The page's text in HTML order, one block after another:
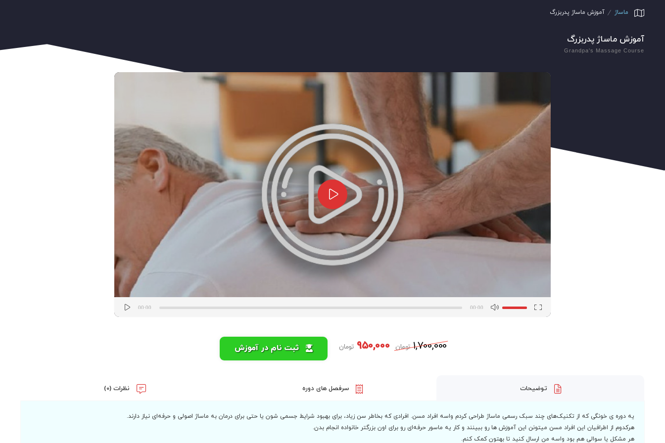
ماساژ آموزش ماساژ پدربزرگ
آموزش ماساژ پدربزرگ
Grandpa's Massage Course
نمایشگر
00:00 00:00
افزایش
1,700,000 تومان 950,000 تومان ثبت نام در آموزش
توضیحات سرفصل های دوره نظرات (0)
یه دوره ی خونگی که از تکنیک‌های چند سبک رسمی ماساژ طراحی کردم واسه افراد مسن. افرادی که بخاطر سن زیاد، برای بهبود شرایط جسمی شون یا حتی برای درمان به ماساژ اصولی و حرفه‌ای نیاز دارند.
هرکدوم از اطرافیان این افراد مسن میتونن این آموزش ها رو ببینند و کار یه ماسور حرفه‌ای رو برای اون بزرگتر خانواده انجام بدن.
هر مشکل یا سوالی هم بود واسه من ارسال کنید تا بهتون کمک کنم.